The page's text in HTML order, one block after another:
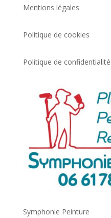
Mentions légales
Politique de cookies
Politique de confidentialité
Symphonie Peinture